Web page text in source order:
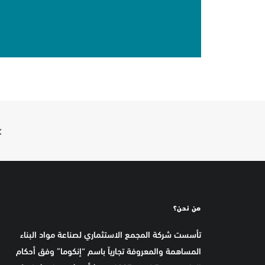
من نحن؟
تأسست شركة المجمع الاستثماري لصناعة مواد البناء
المساهمة والمعروفة تجارياً باسم “إنكوما” وفق أحكام